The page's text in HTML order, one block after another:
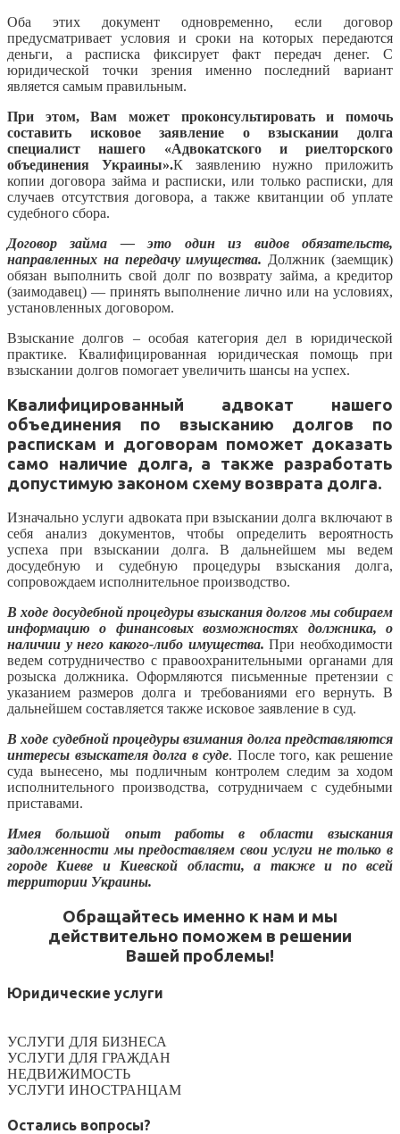
Оба этих документ одновременно, если договор
предусматривает условия и сроки на которых передаются
деньги, а расписка фиксирует факт передач денег. С
юридической точки зрения именно последний вариант
является самым правильным.
При этом, Вам может проконсультировать и помочь
составить исковое заявление о взыскании долга
специалист нашего «Адвокатского и риелторского
объединения Украины».К заявлению нужно приложить
копии договора займа и расписки, или только расписки, для
случаев отсутствия договора, а также квитанции об уплате
судебного сбора.
Договор займа — это один из видов обязательств,
направленных на передачу имущества. Должник (заемщик)
обязан выполнить свой долг по возврату займа, а кредитор
(заимодавец) — принять выполнение лично или на условиях,
установленных договором.
Взыскание долгов – особая категория дел в юридической
практике. Квалифицированная юридическая помощь при
взыскании долгов помогает увеличить шансы на успех.
Квалифицированный адвокат нашего
объединения по взысканию долгов по
распискам и договорам поможет доказать
само наличие долга, а также разработать
допустимую законом схему возврата долга.
Изначально услуги адвоката при взыскании долга включают в
себя анализ документов, чтобы определить вероятность
успеха при взыскании долга. В дальнейшем мы ведем
досудебную и судебную процедуры взыскания долга,
сопровождаем исполнительное производство.
В ходе досудебной процедуры взыскания долгов мы собираем
информацию о финансовых возможностях должника, о
наличии у него какого-либо имущества. При необходимости
ведем сотрудничество с правоохранительными органами для
розыска должника. Оформляются письменные претензии с
указанием размеров долга и требованиями его вернуть. В
дальнейшем составляется также исковое заявление в суд.
В ходе судебной процедуры взимания долга представляются
интересы взыскателя долга в суде. После того, как решение
суда вынесено, мы подличным контролем следим за ходом
исполнительного производства, сотрудничаем с судебными
приставами.
Имея большой опыт работы в области взыскания
задолженности мы предоставляем свои услуги не только в
городе Киеве и Киевской области, а также и по всей
территории Украины.
Обращайтесь именно к нам и мы
действительно поможем в решении
Вашей проблемы!
Юридические услуги
УСЛУГИ ДЛЯ БИЗНЕСА
УСЛУГИ ДЛЯ ГРАЖДАН
НЕДВИЖИМОСТЬ
УСЛУГИ ИНОСТРАНЦАМ
Остались вопросы?